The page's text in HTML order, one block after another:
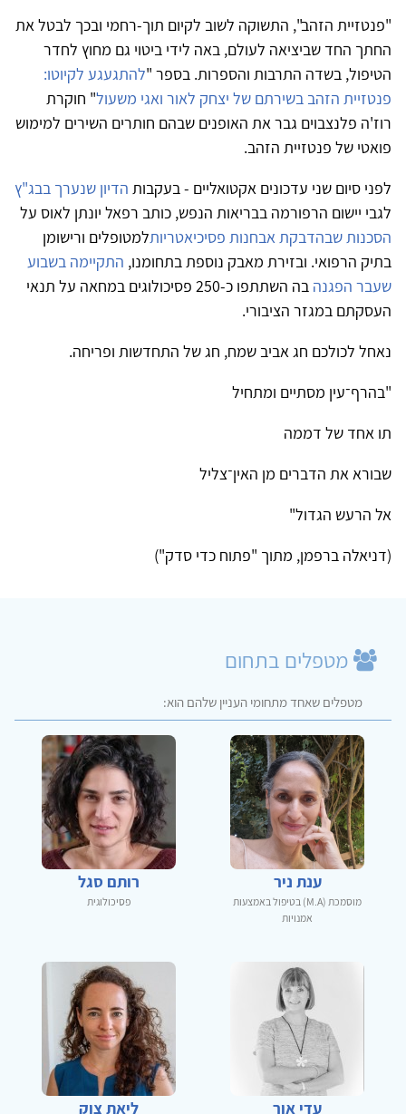
"פנטזיית הזהב", התשוקה לשוב לקיום תוך-רחמי ובכך לבטל את
החתך החד שביציאה לעולם, באה לידי ביטוי גם מחוץ לחדר
הטיפול, בשדה התרבות והספרות. בספר "להתגעגע לקיוטו:
פנטזיית הזהב בשירתם של יצחק לאור ואגי משעול" חוקרת
רוז'ה פלנצבוים גבר את האופנים שבהם חותרים השירים למימוש
פואטי של פנטזיית הזהב.
לפני סיום שני עדכונים אקטואליים - בעקבות הדיון שנערך בבג"ץ
לגבי יישום הרפורמה בבריאות הנפש, כותב רפאל יונתן לאוס על
הסכנות שבהדבקת אבחנות פסיכיאטריותלמטופלים ורישומן
בתיק הרפואי. ובזירת מאבק נוספת בתחומנו, התקיימה בשבוע
שעבר הפגנה
בה השתתפו כ-250 פסיכולוגים במחאה על תנאי
העסקתם במגזר הציבורי.
נאחל לכולכם חג אביב שמח, חג של התחדשות ופריחה.
"בהרף־עין מסתיים ומתחיל
תו אחד של דממה
שבורא את הדברים מן האין־צליל
אל הרעש הגדול"
(דניאלה ברפמן, מתוך "פתוח כדי סדק")
מטפלים בתחום
מטפלים שאחד מתחומי העניין שלהם הוא:
ענת ניר
מוסמכת (M.A) בטיפול באמצעות
אמנויות
רותם סגל
פסיכולוגית
עדי אור ליאת צוק